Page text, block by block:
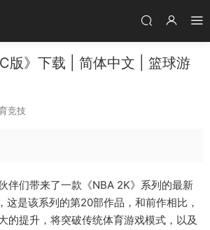
版》下载 | 简体中文 | 篮球游
竞技
伴们带来了一款《NBA 2K》系列的最新
，这是该系列的第20部作品，和前作相比，
的提升，将突破传统体育游戏模式，以及